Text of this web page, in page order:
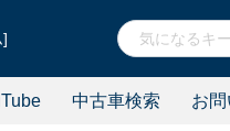
中古車検索 お